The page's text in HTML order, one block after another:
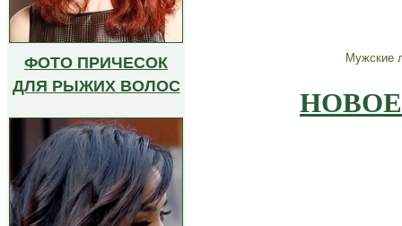
ФОТО ПРИЧЕСОК
ДЛЯ РЫЖИХ ВОЛОС
Мужские